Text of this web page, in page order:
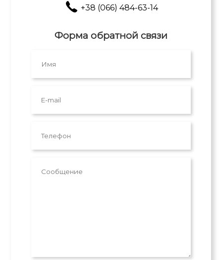
+38 (066) 484-63-14
Форма обратной связи